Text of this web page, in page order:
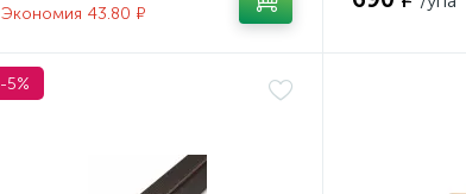
Экономия 43.80 ₽
-5%